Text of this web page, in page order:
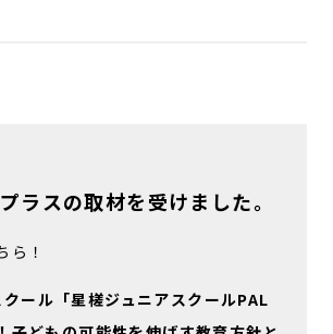
ラスの取材を受けました。
ら！
クール「星槎ジュニアスクールPAL